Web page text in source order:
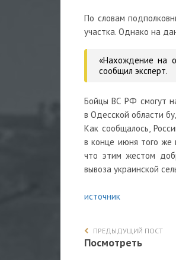
По словам
участка. Однако на
«Нахождение на
сообщил эксперт.
Бойцы ВС РФ смогут
в Одесской области
Как сообщалось,
в конце июня того же
что этим жестом
вывоза украинской
источник
ПРЕДЫДУЩИЙ ПОСТ
Посмотреть